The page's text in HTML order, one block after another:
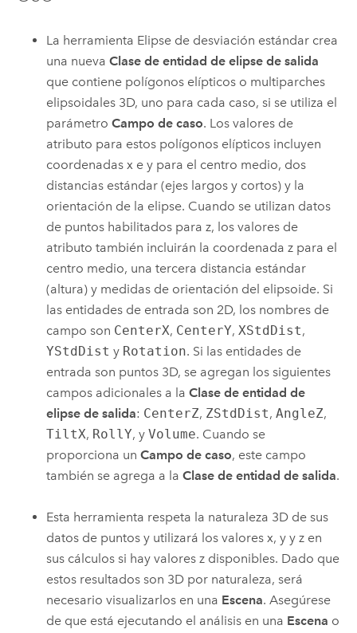
La herramienta Elipse de desviación estándar crea
una nuevaClase de entidad de elipse de salida
que contiene polígonos elípticos o multiparches
elipsoidales 3D, uno para cada caso, si se utiliza el
parámetroCampo de caso. Los valores de
atributo para estos polígonos elípticos incluyen
coordenadas x e y para el centro medio, dos
distancias estándar (ejes largos y cortos) y la
orientación de la elipse. Cuando se utilizan datos
de puntos habilitados para z, los valores de
atributo también incluirán la coordenada z para el
centro medio, una tercera distancia estándar
(altura) y medidas de orientación del elipsoide. Si
las entidades de entrada son 2D, los nombres de
campo son CenterX, CenterY,XStdDist,
YStdDist y Rotation. Si las entidades de
entrada son puntos 3D, se agregan los siguientes
campos adicionales a laClase de entidad de
elipse de salida: CenterZ, ZStdDist,AngleZ,
TiltX, RollY, yVolume. Cuando se
proporciona unCampo de caso, este campo
también se agrega a laClase de entidad de salida.
Esta herramienta respeta la naturaleza 3D de sus
datos de puntos y utilizará los valores x, y y z en
sus cálculos si hay valores z disponibles. Dado que
estos resultados son 3D por naturaleza, será
necesario visualizarlos en una Escena. Asegúrese
de que está ejecutando el análisis en una Escena o